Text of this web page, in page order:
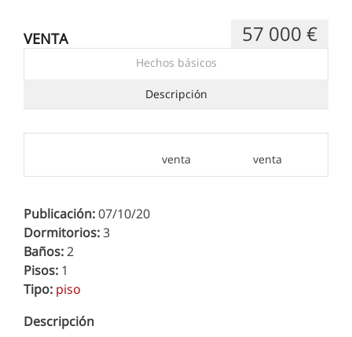
VENTA 57 000 €
Hechos básicos
Descripción
Publicación:07/10/20
Dormitorios:3
Baños:2
Pisos: 1
Tipo: piso
Descripción